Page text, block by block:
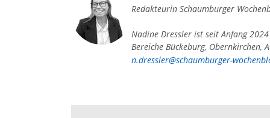
Redakteurin Schaumburger
Nadine Dressler ist seit Anfang
Bereiche Bückeburg,
n.dressler@schaumburger-